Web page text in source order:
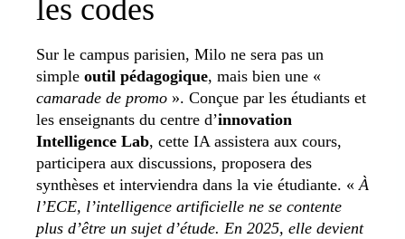
les codes
Sur le campus parisien, Milo ne sera pas un
simple outil pédagogique, mais bien une «
camarade de promo ». Conçue par les étudiants et
les enseignants du centre d’innovation
Intelligence Lab, cette IA assistera aux cours,
participera aux discussions, proposera des
synthèses et interviendra dans la vie étudiante. «À
l’ECE, l’intelligence artificielle ne se contente
plus d’être un sujet d’étude. En 2025, elle devient